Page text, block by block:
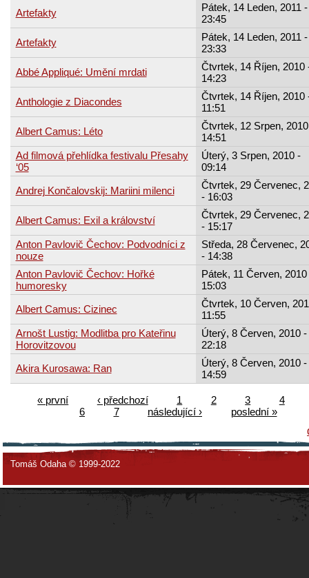
Artefakty
Pátek, 14 Leden, 2011 -
23:45
Artefakty
Pátek, 14 Leden, 2011 -
23:33
Abbé Appliqué: Umění mrdati
Čtvrtek, 14 Říjen, 2010
14:23
Anthologie z Diacondes
Čtvrtek, 14 Říjen, 2010
11:51
Albert Camus: Léto
Čtvrtek, 12 Srpen,
14:51
Ad filmová přehlídka festivalu Přesahy
‘05
Úterý, 3 Srpen, 2010 -
09:14
Andrej Končalovskij: Mariini milenci
Čtvrtek, 29 Červenec,
- 16:03
Albert Camus: Exil a království
Čtvrtek, 29 Červenec,
- 15:17
Anton Pavlovič Čechov: Podvodníci z
nouze
Středa, 28 Červenec,
- 14:38
Anton Pavlovič Čechov: Hořké
humoresky
Pátek, 11 Červen, 2010
15:03
Albert Camus: Cizinec
Čtvrtek, 10 Červen,
11:55
Arnošt Lustig: Modlitba pro Kateřinu
Horovitzovou
Úterý, 8 Červen, 2010 -
22:18
Akira Kurosawa: Ran
Úterý, 8 Červen, 2010 -
14:59
« první ‹ předchozí 1 2 3
4
6
7 následující ›
poslední »
Tomáš Odaha © 1999-2022